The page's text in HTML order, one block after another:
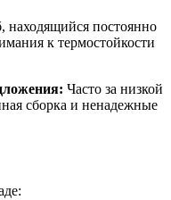
находящийся постоянно
к термостойкости
Часто за низкой
сборка и ненадежные